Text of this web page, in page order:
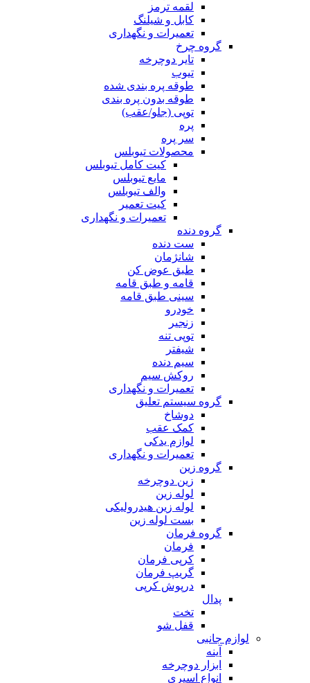
لقمه ترمز
کابل و شیلنگ
تعمیرات و نگهداری
گروه چرخ
تایر دوچرخه
تیوب
طوقه پره بندی شده
طوقه بدون پره بندی
توپی (جلو/عقب)
پره
سر پره
محصولات تیوبلس
کیت کامل تیوبلس
مایع تیوبلس
والف تیوبلس
کیت تعمیر
تعمیرات و نگهداری
گروه دنده
ست دنده
شانژمان
طبق عوض کن
قامه و طبق قامه
سینی طبق قامه
خودرو
زنجیر
توپی تنه
شیفتر
سیم دنده
روکش سیم
تعمیرات و نگهداری
گروه سیستم تعلیق
دوشاخ
کمک عقب
لوازم یدکی
تعمیرات و نگهداری
گروه زین
زین دوچرخه
لوله زین
لوله زین هیدرولیکی
بست لوله زین
گروه فرمان
فرمان
کرپی فرمان
گریپ فرمان
درپوش کرپی
پدال
تخت
قفل شو
لوازم جانبی
آینه
ابزار دوچرخه
انواع اسپری